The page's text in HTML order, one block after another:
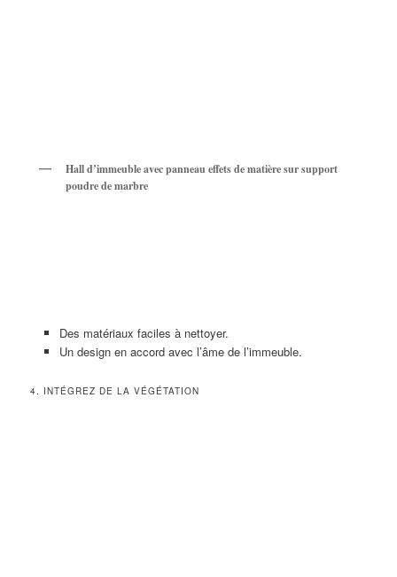
Hall d’immeuble avec panneau effets de matière sur support
poudre de marbre
Des matériaux faciles à nettoyer.
Un design en accord avec l’âme de l’immeuble.
4. INTÉGREZ DE LA VÉGÉTATION